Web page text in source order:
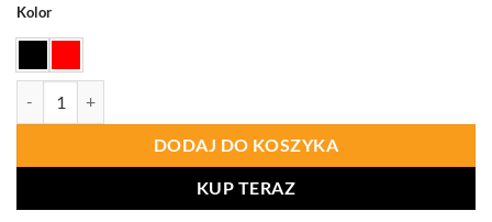
Kolor
DODAJ DO KOSZYKA
KUP TERAZ